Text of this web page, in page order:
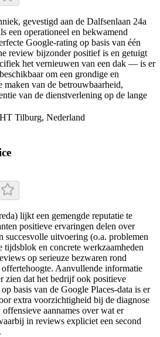
gevestigd aan de Dalfsenlaan 24a
een operationeel en bekwamend
Google-rating op basis van één
review bijzonder positief is en getuigt
het vernieuwen van een dak — is er
om een grondige en
van de betrouwbaarheid,
van de dienstverlening op de lange
Tilburg, Nederland
lijkt een gemengde reputatie te
positieve ervaringen delen over
succesvolle uitvoering (o.a. problemen
tijdsblok en concrete werkzaamheden
op serieuze bezwaren rond
Aanvullende informatie
zien dat het bedrijf ook positieve
basis van de Google Places-data is er
extra voorzichtigheid bij de diagnose
aannames over wat er
in reviews expliciet een second